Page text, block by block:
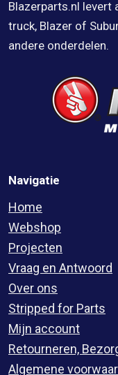
Blazerparts.nl levert
truck, Blazer of
andere onderdelen.
Navigatie
Home
Webshop
Projecten
Vraag en Antwoord
Over ons
Stripped for Parts
Mijn account
Retourneren,
Algemene